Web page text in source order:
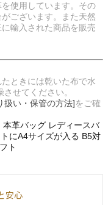
使用しています。その
ございます。また天然
輸入された商品を販売
ときには乾いた布で水
せてください。
扱い・保管の方法]をご確
革バッグ レディースバ
にA4サイズが入る B5対
ト